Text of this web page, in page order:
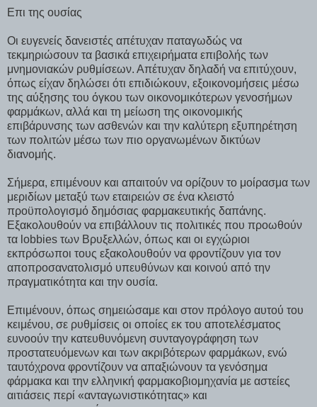
Επι της ουσίας
Οι ευγενείς δανειστές απέτυχαν παταγωδώς να
τεκμηριώσουν τα βασικά επιχειρήματα επιβολής των
μνημονιακών ρυθμίσεων. Απέτυχαν δηλαδή να επιτύχουν,
όπως είχαν δηλώσει ότι επιδιώκουν, εξοικονομήσεις μέσω
της αύξησης του όγκου των οικονομικότερων γενοσήμων
φαρμάκων, αλλά και τη μείωση της οικονομικής
επιβάρυνσης των ασθενών και την καλύτερη εξυπηρέτηση
των πολιτών μέσω των πιο οργανωμένων δικτύων
διανομής.
Σήμερα, επιμένουν και απαιτούν να ορίζουν το μοίρασμα των
μεριδίων μεταξύ των εταιρειών σε ένα κλειστό
προϋπολογισμό δημόσιας φαρμακευτικής δαπάνης.
Εξακολουθούν να επιβάλλουν τις πολιτικές που προωθούν
τα lobbies των Βρυξελλών, όπως και οι εγχώριοι
εκπρόσωποι τους εξακολουθούν να φροντίζουν για τον
αποπροσανατολισμό υπευθύνων και κοινού από την
πραγματικότητα και την ουσία.
Επιμένουν, όπως σημειώσαμε και στον πρόλογο αυτού του
κειμένου, σε ρυθμίσεις οι οποίες εκ του αποτελέσματος
ευνοούν την κατευθυνόμενη συνταγογράφηση των
προστατευόμενων και των ακριβότερων φαρμάκων, ενώ
ταυτόχρονα φροντίζουν να απαξιώνουν τα γενόσημα
φάρμακα και την ελληνική φαρμακοβιομηχανία με αστείες
αιτιάσεις περί «ανταγωνιστικότητας» και